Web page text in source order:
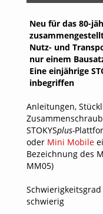
Neu für das 80-
Nutz- und
nur einem
Eine einjährige
inbegriffen
Anleitungen,
STOKYSplus-
oder Mini Mobile
Bezeichnung des
MM05)
schwierig